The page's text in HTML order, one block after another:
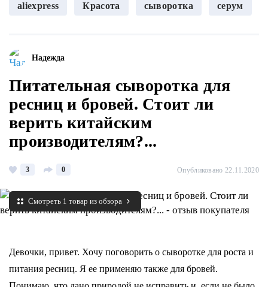
aliexpress Красота сыворотка серум
Надежда
Питательная сыворотка для
ресниц и бровей. Стоит ли
верить китайским
производителям?...
3 0 Опубликовано 22.11.2020
Смотреть 1 товар из обзора
Девочки, привет. Хочу поговорить о сыворотке для роста и
питания ресниц. Я ее применяю также для бровей.